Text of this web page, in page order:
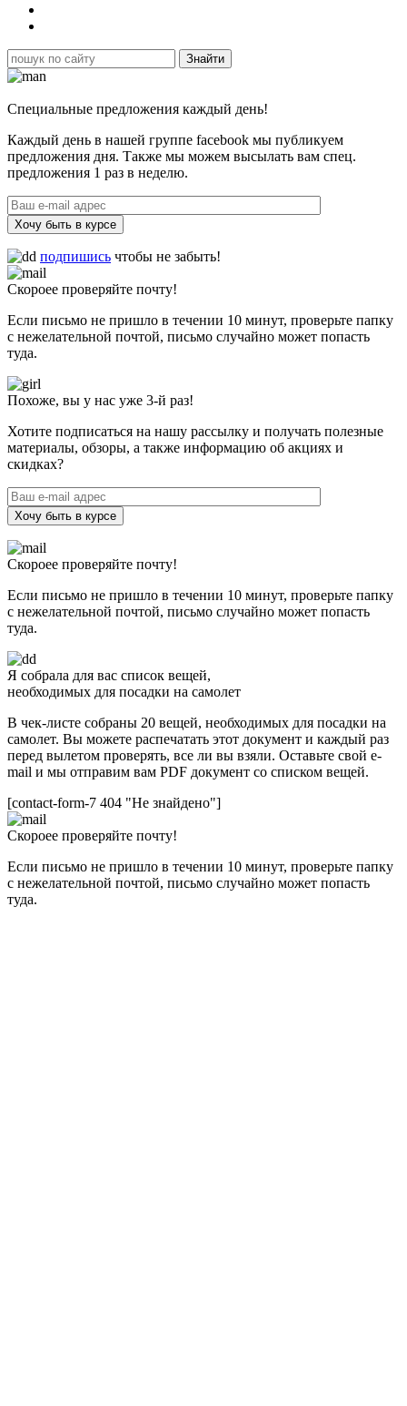
Специальные предложения каждый день!
Каждый день в нашей группе facebook мы публикуем
предложения дня. Также мы можем высылать вам спец.
предложения 1 раз в неделю.
Хочу быть в курсе
подпишись чтобы не забыть!
Скороее проверяйте почту!
Если письмо не пришло в течении 10 минут, проверьте папку
с нежелательной почтой, письмо случайно может попасть
туда.
Похоже, вы у нас уже 3-й раз!
Хотите подписаться на нашу рассылку и получать полезные
материалы, обзоры, а также информацию об акциях и
скидках?
Хочу быть в курсе
Скороее проверяйте почту!
Если письмо не пришло в течении 10 минут, проверьте папку
с нежелательной почтой, письмо случайно может попасть
туда.
Я собрала для вас список вещей,
необходимых для посадки на самолет
В чек-листе собраны 20 вещей, необходимых для посадки на
самолет. Вы можете распечатать этот документ и каждый раз
перед вылетом проверять, все ли вы взяли. Оставьте свой e-
mail и мы отправим вам PDF документ со списком вещей.
[contact-form-7 404 "Не знайдено"]
Скороее проверяйте почту!
Если письмо не пришло в течении 10 минут, проверьте папку
с нежелательной почтой, письмо случайно может попасть
туда.